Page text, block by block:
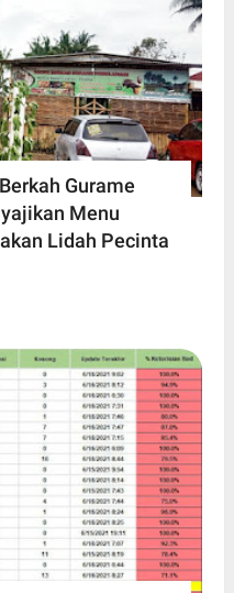
Gurame
Menu
Lidah Pecinta